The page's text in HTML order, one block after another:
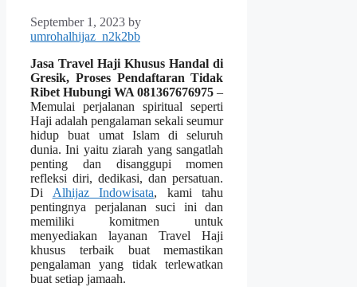
September 1, 2023 by
umrohalhijaz_n2k2bb
Jasa Travel Haji Khusus Handal di
Gresik, Proses Pendaftaran Tidak
Ribet Hubungi WA 081367676975 –
Memulai perjalanan spiritual seperti
Haji adalah pengalaman sekali seumur
hidup buat umat Islam di seluruh
dunia. Ini yaitu ziarah yang sangatlah
penting dan disanggupi momen
refleksi diri, dedikasi, dan persatuan.
Di Alhijaz Indowisata, kami tahu
pentingnya perjalanan suci ini dan
memiliki komitmen untuk
menyediakan layanan Travel Haji
khusus terbaik buat memastikan
pengalaman yang tidak terlewatkan
buat setiap jamaah.